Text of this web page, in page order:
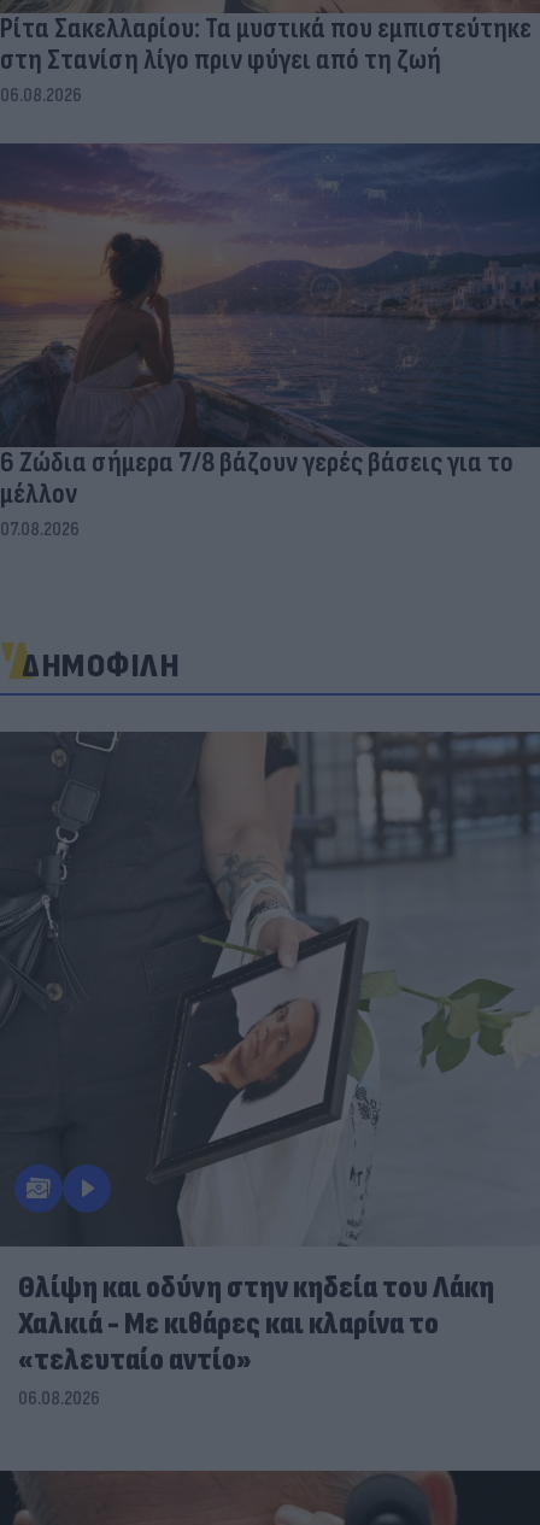
Ρίτα Σακελλαρίου: Τα μυστικά που εμπιστεύτηκε
στη Στανίση λίγο πριν φύγει από τη ζωή
06.08.2026
6 Ζώδια σήμερα 7/8 βάζουν γερές βάσεις για το
μέλλον
07.08.2026
ΔΗΜΟΦΙΛΗ
Θλίψη και οδύνη στην κηδεία του Λάκη
Χαλκιά - Με κιθάρες και κλαρίνα το
«τελευταίο αντίο»
06.08.2026